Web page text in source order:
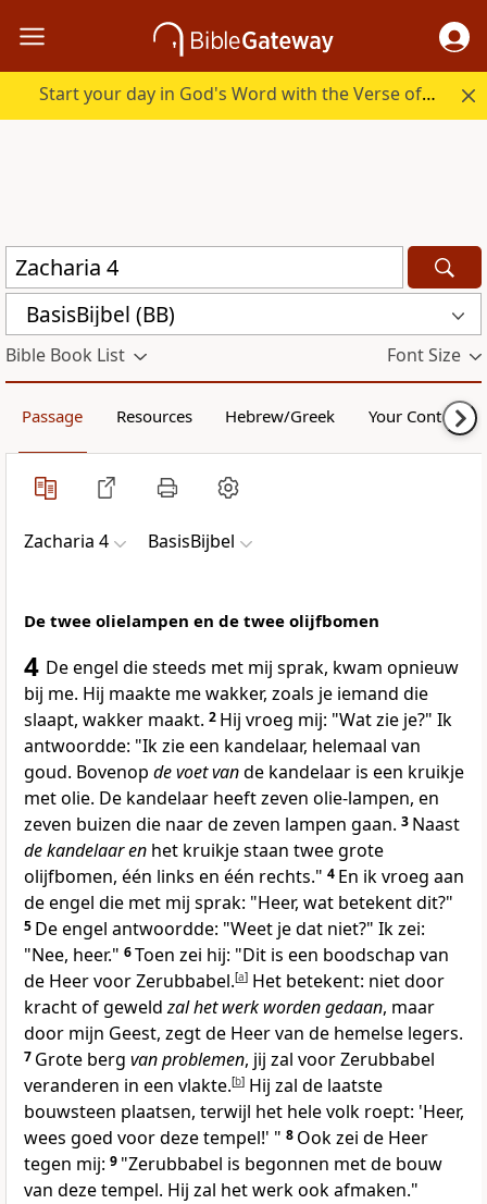
Start your day in God's Word with the Verse of the Day.
BasisBijbel (BB)
Bible Book List Font Size
Passage Resources Hebrew/Greek Your Content
Zacharia 4 BasisBijbel
De twee olielampen en de twee olijfbomen
4 De engel die steeds met mij sprak, kwam opnieuw
bij me. Hij maakte me wakker, zoals je iemand die
slaapt, wakker maakt. 2 Hij vroeg mij: "Wat zie je?" Ik
antwoordde: "Ik zie een kandelaar, helemaal van
goud. Bovenop de voet vande kandelaar is een kruikje
met olie. De kandelaar heeft zeven olie-lampen, en
zeven buizen die naar de zeven lampen gaan. 3 Naast
de kandelaar en het kruikje staan twee grote
olijfbomen, één links en één rechts." 4 En ik vroeg aan
de engel die met mij sprak: "Heer, wat betekent dit?"
5 De engel antwoordde: "Weet je dat niet?" Ik zei:
"Nee, heer." 6Toen zei hij: "Dit is een boodschap van
de Heer voor Zerubbabel.[a] Het betekent: niet door
kracht of geweldzal het werk worden gedaan, maar
door mijn Geest, zegt de Heer van de hemelse legers.
7 Grote berg van problemen, jij zal voor Zerubbabel
veranderen in een vlakte.[b] Hij zal de laatste
bouwsteen plaatsen, terwijl het hele volk roept: 'Heer,
wees goed voor deze tempel!' " 8 Ook zei de Heer
tegen mij: 9 "Zerubbabel is begonnen met de bouw
van deze tempel. Hij zal het werk ook afmaken."